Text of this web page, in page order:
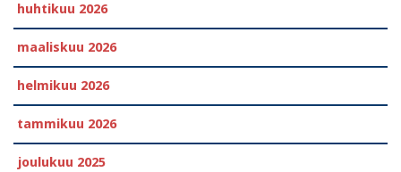
huhtikuu 2026
maaliskuu 2026
helmikuu 2026
tammikuu 2026
joulukuu 2025